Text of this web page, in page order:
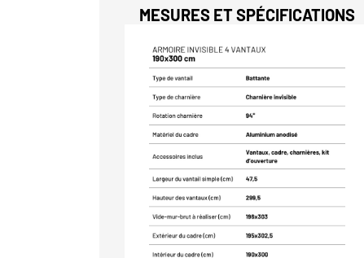
MESURES ET SPÉCIFICATIONS